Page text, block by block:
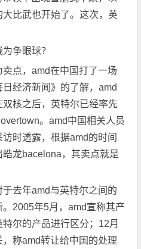
比武也开始了。这次，英
争眼球？
点，amd在中国打了一场
经济新闻》的了解，amd
核之后，英特尔已经率先
。amd中国相关人员
时透露，根据amd的时间
龙bacelona，其卖点就是
去年amd与英特尔之间的
2005年5月，amd宣称其产
尔的产品进行区分；12月
，称amd转让给中国的处理